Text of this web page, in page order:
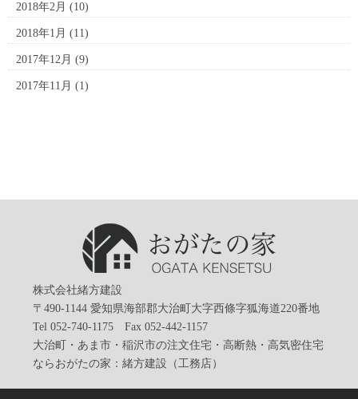
2018年2月 (10)
2018年1月 (11)
2017年12月 (9)
2017年11月 (1)
株式会社緒方建設
〒490-1144 愛知県海部郡大治町大字西條字狐海道220番地
Tel 052-740-1175 Fax 052-442-1157
大治町・あま市・稲沢市の注文住宅・高断熱・高気密住宅
ならおがたの家：緒方建設（工務店）